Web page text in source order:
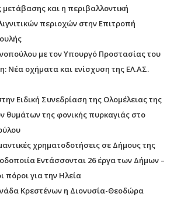
μετάβασης και η περιβαλλοντική
περιοχών στην Επιτροπή
με τον Υπουργό Προστασίας του
Νέα οχήματα και ενίσχυση της ΕΛ.ΑΣ.
Ειδική Συνεδρίαση της Ολομέλειας της
θυμάτων της φονικής πυρκαγιάς στο
χρηματοδοτήσεις σε Δήμους της
Εντάσσονται 26 έργα των Δήμων –
πόροι για την Ηλεία
Κρεστένων η Διονυσία-Θεοδώρα